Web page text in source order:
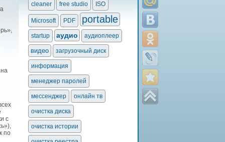
с
по
cleaner free studio ISO
Microsoft PDF portable
startup аудио аудиоплеер
видео загрузочный диск
информация
менеджер паролей
мессенджер онлайн тв
очистка диска
очистка истории